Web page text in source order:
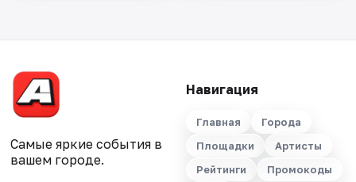
Самые яркие события в
вашем городе.
Навигация
Главная
Города
Площадки
Артисты
Рейтинги
Промокоды